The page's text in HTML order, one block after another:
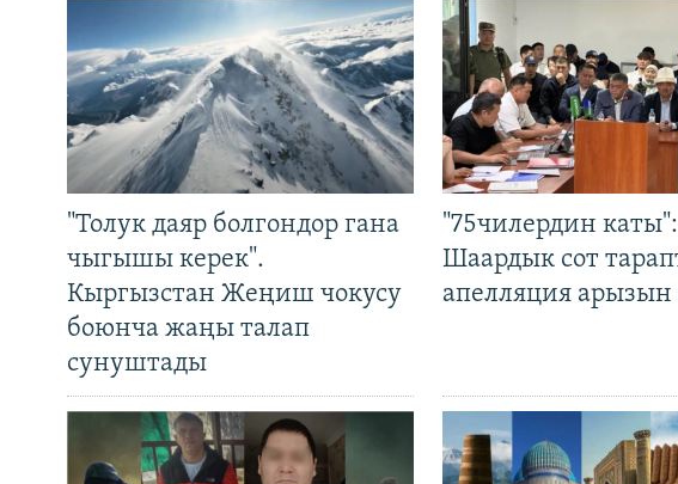
"Толук даяр болгондор гана
чыгышы керек".
Кыргызстан Жеңиш чокусу
боюнча жаңы талап
сунуштады
"75чилердин каты":
Шаардык сот
апелляция арызын